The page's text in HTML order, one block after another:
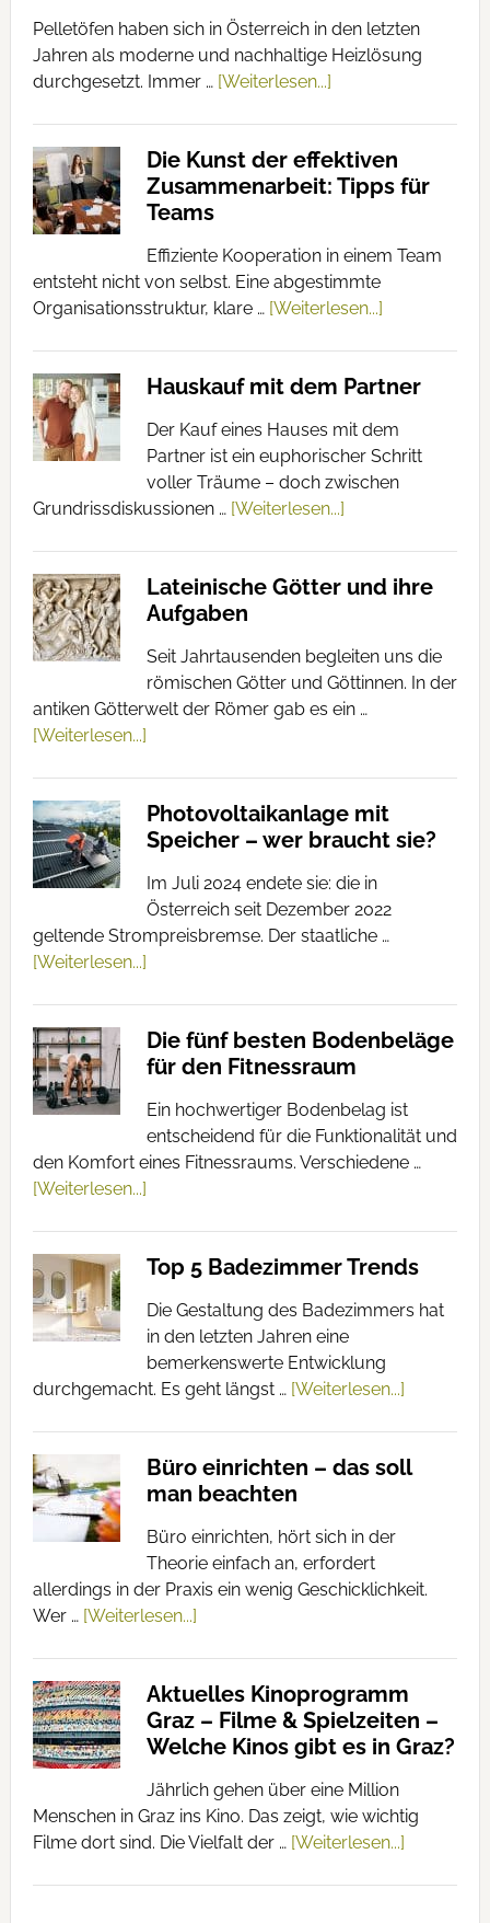
Pelletöfen haben sich in Österreich in den letzten
Jahren als moderne und nachhaltige Heizlösung
durchgesetzt. Immer … [Weiterlesen...]
Die Kunst der effektiven
Zusammenarbeit: Tipps für
Teams
Effiziente Kooperation in einem Team
entsteht nicht von selbst. Eine abgestimmte
Organisationsstruktur, klare … [Weiterlesen...]
Hauskauf mit dem Partner
Der Kauf eines Hauses mit dem
Partner ist ein euphorischer Schritt
voller Träume – doch zwischen
Grundrissdiskussionen … [Weiterlesen...]
Lateinische Götter und ihre
Aufgaben
Seit Jahrtausenden begleiten uns die
römischen Götter und Göttinnen. In der
antiken Götterwelt der Römer gab es ein …
[Weiterlesen...]
Photovoltaikanlage mit
Speicher – wer braucht sie?
Im Juli 2024 endete sie: die in
Österreich seit Dezember 2022
geltende Strompreisbremse. Der staatliche …
[Weiterlesen...]
Die fünf besten Bodenbeläge
für den Fitnessraum
Ein hochwertiger Bodenbelag ist
entscheidend für die Funktionalität und
den Komfort eines Fitnessraums. Verschiedene …
[Weiterlesen...]
Top 5 Badezimmer Trends
Die Gestaltung des Badezimmers hat
in den letzten Jahren eine
bemerkenswerte Entwicklung
durchgemacht. Es geht längst … [Weiterlesen...]
Büro einrichten – das soll
man beachten
Büro einrichten, hört sich in der
Theorie einfach an, erfordert
allerdings in der Praxis ein wenig Geschicklichkeit.
Wer … [Weiterlesen...]
Aktuelles Kinoprogramm
Graz – Filme & Spielzeiten –
Welche Kinos gibt es in Graz?
Jährlich gehen über eine Million
Menschen in Graz ins Kino. Das zeigt, wie wichtig
Filme dort sind. Die Vielfalt der … [Weiterlesen...]